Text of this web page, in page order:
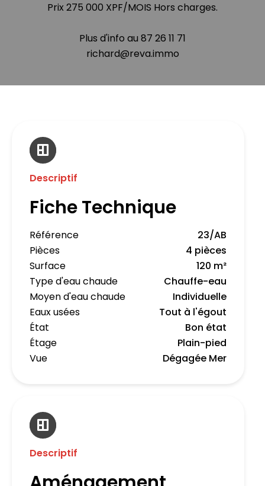
Prix 275 000 XPF/MOIS Hors charges.
Plus d'info au 87 26 11 71
richard@reva.immo
Descriptif
Fiche Technique
Référence
23/AB
Pièces
4 pièces
Surface
120 m²
Type d'eau chaude
Chauffe-eau
Moyen d'eau chaude
Individuelle
Eaux usées
Tout à l'égout
État
Bon état
Étage
Plain-pied
Vue
Dégagée Mer
Descriptif